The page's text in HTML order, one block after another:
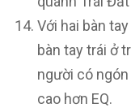
Với hai bàn
bàn tay trái ở
người có
cao hơn EQ.